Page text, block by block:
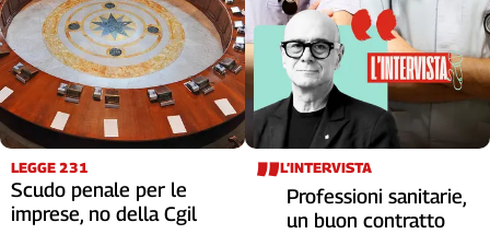
LEGGE 231
Scudo penale per le
imprese, no della Cgil
L’INTERVISTA
Professioni sanitarie,
un buon contratto